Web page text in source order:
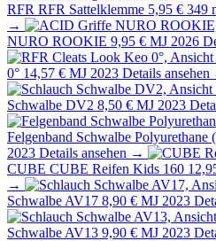
RFR RFR Sattelklemme 5,95 € 349
→
NURO ROOKIE 9,95 € MJ 2026
0° 14,57 € MJ 2023 Details
Schwalbe DV2 8,50 € MJ 2023
Felgenband Schwalbe Polyurethane
2023 Details ansehen →
CUBE CUBE Reifen Kids 160
→
Schwalbe AV17 8,90 € MJ 2023
Schwalbe AV13 9,90 € MJ 2023